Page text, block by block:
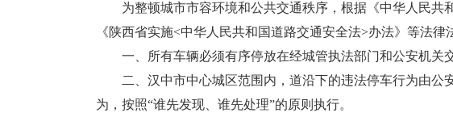
为整顿城市市容环境和公共交通秩序，根据《中华人民共
《陕西省实施<中华人民共和国道路交通安全法>办法》等法律
一、所有车辆必须有序停放在经城管执法部门和公安机关
二、汉中市中心城区范围内，道沿下的违法停车行为由公
为，按照“谁先发现、谁先处理”的原则执行。